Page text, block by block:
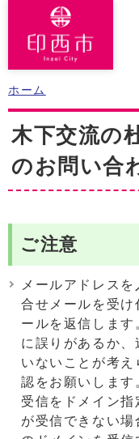
ホーム
木下交流の
のお問い合
ご注意
メールアドレス
合せメールを受け
ールを返信しま
に誤りがあるか
いないことが考
認をお願いしま
受信をドメイン
が受信できない